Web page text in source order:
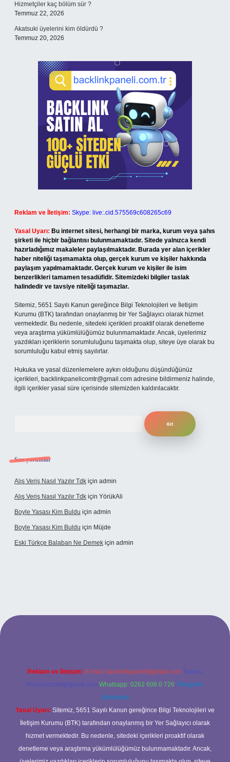
Hizmetçiler kaç bölüm sür ?
Temmuz 22, 2026
Akatsuki üyelerini kim öldürdü ?
Temmuz 20, 2026
Reklam ve İletişim: Skype: live:.cid.575569c608265c69
Yasal Uyarı: Bu internet sitesi, herhangi bir marka, kurum veya şahıs
şirketi ile hiçbir bağlantısı bulunmamaktadır. Sitede yalnızca kendi
hazırladığımız makaleler paylaşılmaktadır. Burada yer alan içerikler
haber niteliği taşımamakta olup, gerçek kurum ve kişiler hakkında
paylaşım yapılmamaktadır. Gerçek kurum ve kişiler ile isim
benzerlikleri tamamen tesadüfidir. Sitemizdeki bilgiler taslak
halindedir ve tavsiye niteliği taşımazlar.
Sitemiz, 5651 Sayılı Kanun gereğince Bilgi Teknolojileri ve İletişim
Kurumu (BTK) tarafından onaylanmış bir Yer Sağlayıcı olarak hizmet
vermektedir. Bu nedenle, sitedeki içerikleri proaktif olarak denetleme
veya araştırma yükümlülüğümüz bulunmamaktadır. Ancak, üyelerimiz
yazdıkları içeriklerin sorumluluğunu taşımakta olup, siteye üye olarak bu
sorumluluğu kabul etmiş sayılırlar.
Hukuka ve yasal düzenlemelere aykırı olduğunu düşündüğünüz
içerikleri, backlinkpanelicomtr@gmail.com adresine bildirmeniz halinde,
ilgili içerikler yasal süre içerisinde sitemizden kaldırılacaktır.
Son yorumlar
Alış Veriş Nasıl Yazılır Tdk için admin
Alış Veriş Nasıl Yazılır Tdk için YörükAli
Boyle Yasası Kim Buldu için admin
Boyle Yasası Kim Buldu için Müjde
Eski Türkçe Balaban Ne Demek için admin
casino
Reklam ve İletişim: E-mail: backlinkpaneli@gmail.com Teams:
forumhizmeti@gmail.com Whatsapp: 0262 606 0 726 Telegram:
@karabul
Yasal Uyarı: Sitemiz, 5651 Sayılı Kanun gereğince Bilgi Teknolojileri ve
İletişim Kurumu (BTK) tarafından onaylanmış bir Yer Sağlayıcı olarak
hizmet vermektedir. Bu nedenle, sitedeki içerikleri proaktif olarak
denetleme veya araştırma yükümlülüğümüz bulunmamaktadır. Ancak,